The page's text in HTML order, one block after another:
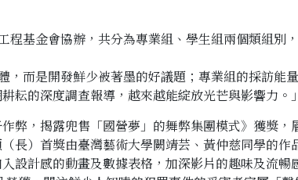
程基金會協辦，共分為專業組、學生組兩個類組別
而是開發鮮少被著墨的好議題；專業組的採訪能
耘的深度調查報導，越來越能綻放光芒與影響力。」
弊，揭露兜售「國營夢」的舞弊集團模式》獲獎，
長）首獎由臺灣藝術大學闕靖芸、黃仲慈同學的作
計感的動畫及數據表格，加深影片的趣味及流暢